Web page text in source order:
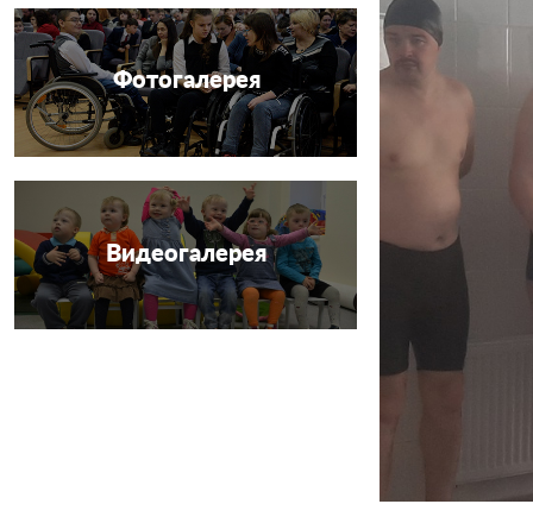
Фотогалерея
Видеогалерея